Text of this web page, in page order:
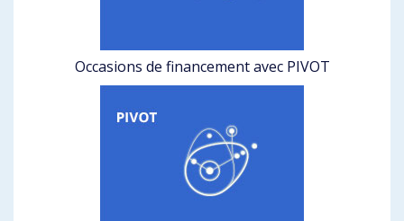
Occasions de financement avec PIVOT